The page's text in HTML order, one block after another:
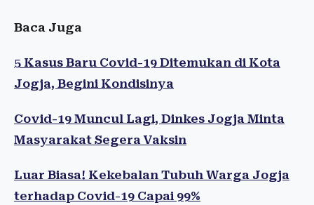
Baca Juga
5 Kasus Baru Covid-19 Ditemukan di Kota
Jogja, Begini Kondisinya
Covid-19 Muncul Lagi, Dinkes Jogja Minta
Masyarakat Segera Vaksin
Luar Biasa! Kekebalan Tubuh Warga Jogja
terhadap Covid-19 Capai 99%